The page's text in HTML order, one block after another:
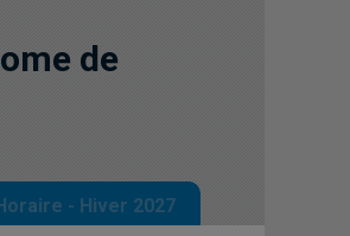
de
- Hiver 2027